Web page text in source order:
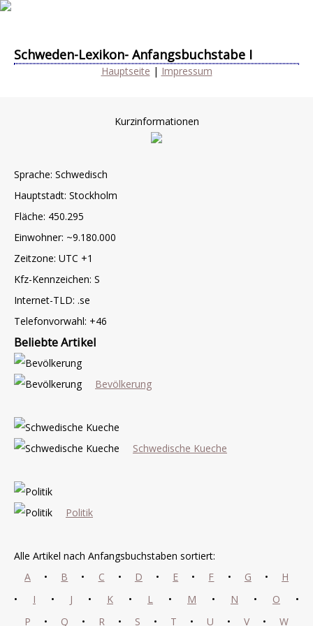
Schweden-Lexikon- Anfangsbuchstabe I
Hauptseite | Impressum
Kurzinformationen
Sprache: Schwedisch
Hauptstadt: Stockholm
Fläche: 450.295
Einwohner: ~9.180.000
Zeitzone: UTC +1
Kfz-Kennzeichen: S
Internet-TLD: .se
Telefonvorwahl: +46
Beliebte Artikel
Bevölkerung
Schwedische Kueche
Politik
Alle Artikel nach Anfangsbuchstaben sortiert:
A
• B • C • D • E • F • G •
H
•
I • J • K • L • M • N • O
•
P
• Q • R • S • T • U • V • W